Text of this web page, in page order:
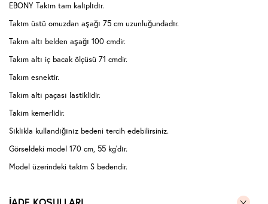
EBONY Takım tam kalıplıdır.
Takım üstü omuzdan aşağı 75 cm uzunluğundadır.
Takım altı belden aşağı 100 cmdir.
Takım altı iç bacak ölçüsü 71 cmdir.
Takım esnektir.
Takım altı paçası lastiklidir.
Takım kemerlidir.
Sıklıkla kullandığınız bedeni tercih edebilirsiniz.
Görseldeki model 170 cm, 55 kg'dır.
Model üzerindeki takım S bedendir.